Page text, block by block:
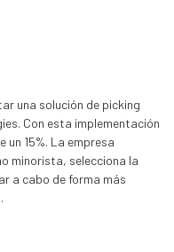
una solución de picking
Con esta implementación
15%. La empresa
minorista, selecciona la
a cabo de forma más